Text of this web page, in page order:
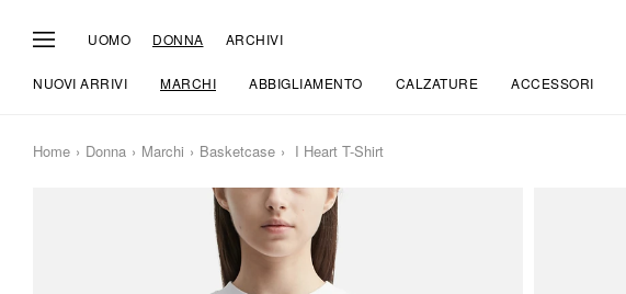
UOMO DONNA ARCHIVI
NUOVI ARRIVI MARCHI ABBIGLIAMENTO CALZATURE ACCESSORI
Home Donna Marchi Basketcase I Heart T-Shirt